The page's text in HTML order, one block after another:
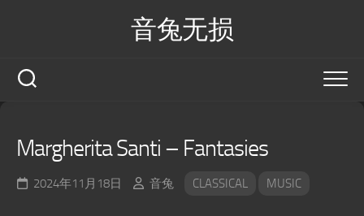
音兔无损
Margherita Santi – Fantasies
2024年11月18日 音兔 CLASSICAL MUSIC